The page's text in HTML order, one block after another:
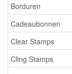
Borduren
Cadeaubonnen
Clear Stamps
Cling Stamps